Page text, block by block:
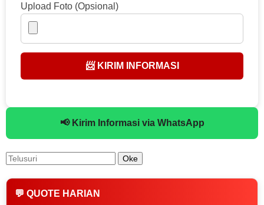
Upload Foto (Opsional)
📨 KIRIM INFORMASI
📢 Kirim Informasi via WhatsApp
💬 QUOTE HARIAN